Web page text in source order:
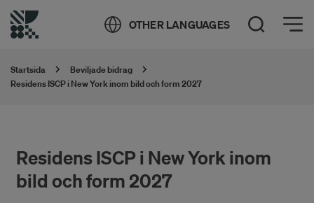
OTHER LANGUAGES Öppna sök
Öppna meny
Startsida
Beviljade bidrag
Residens ISCP i New York inom bild och form 2027
Residens ISCP i New York inom
bild och form 2027